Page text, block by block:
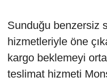
Sunduğu benzersiz
hizmetleriyle öne
kargo beklemeyi
teslimat hizmeti